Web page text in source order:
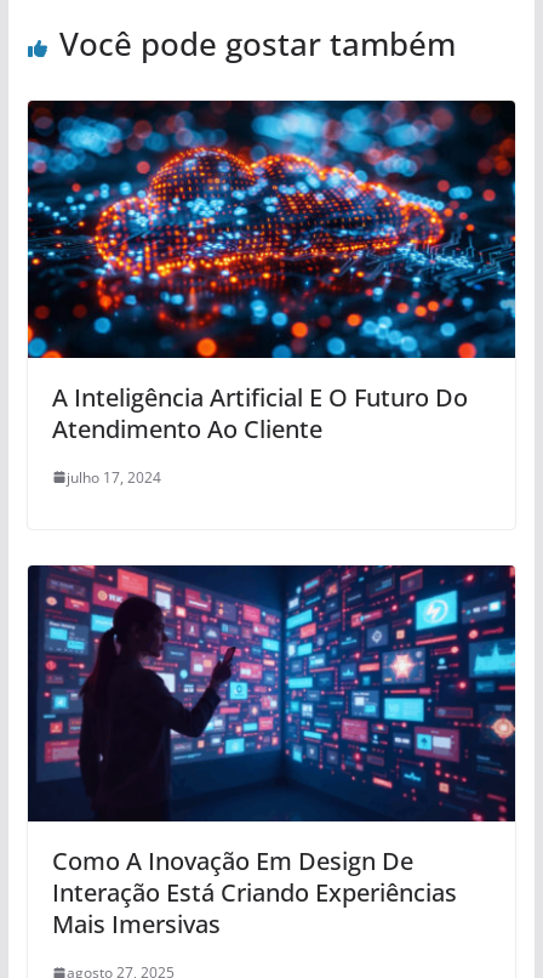
Você pode gostar também
A Inteligência Artificial E O Futuro Do
Atendimento Ao Cliente
julho 17, 2024
Como A Inovação Em Design De
Interação Está Criando Experiências
Mais Imersivas
agosto 27, 2025